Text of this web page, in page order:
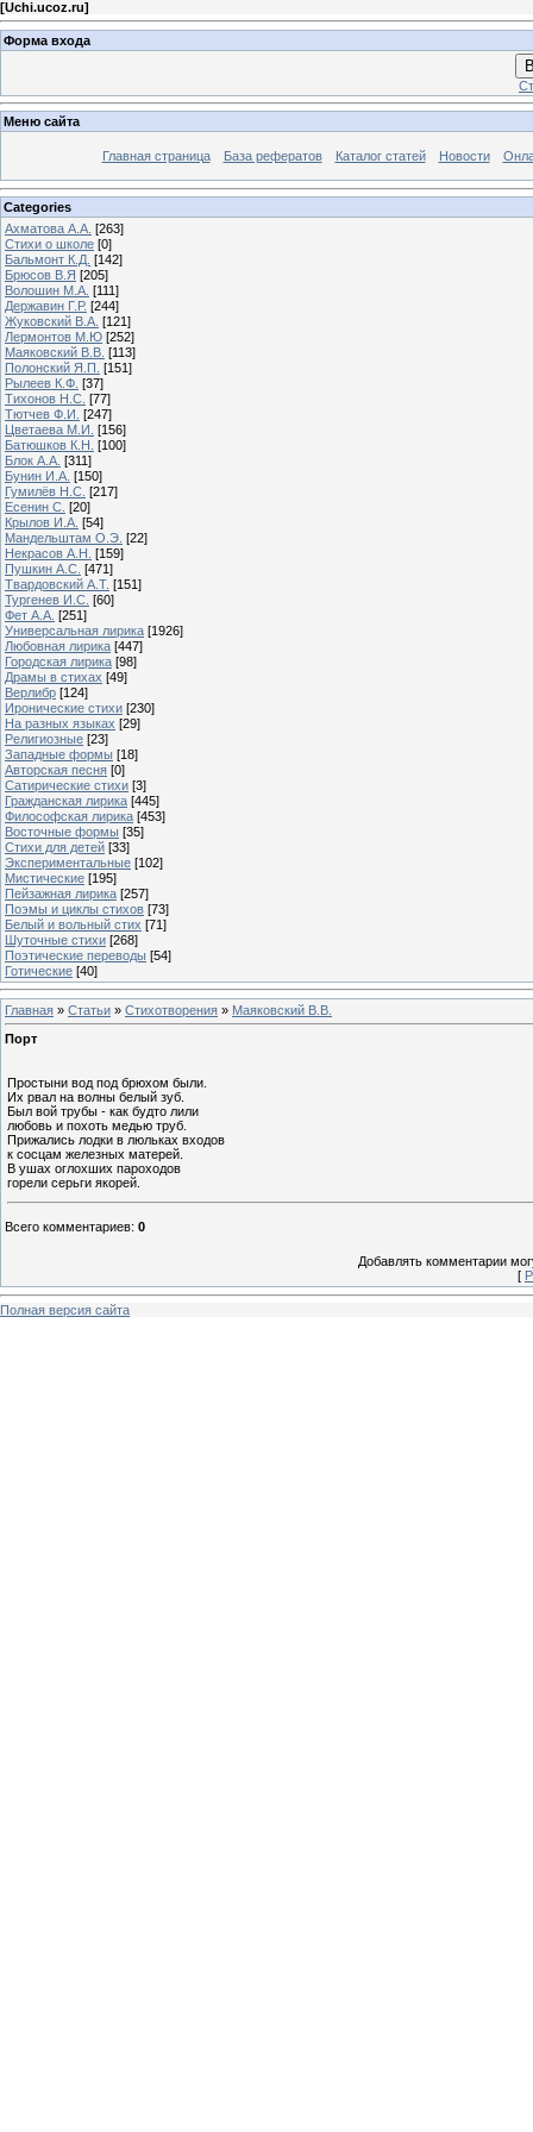
[Uchi.ucoz.ru]
Форма входа
Меню сайта
Главная страница База рефератов Каталог статей Новости
Categories
Ахматова А.А. [263]
Стихи о школе [0]
Бальмонт К.Д. [142]
Брюсов В.Я [205]
Волошин М.А. [111]
Державин Г.Р. [244]
Жуковский В.А. [121]
Лермонтов М.Ю [252]
Маяковский В.В. [113]
Полонский Я.П. [151]
Рылеев К.Ф. [37]
Тихонов Н.С. [77]
Тютчев Ф.И. [247]
Цветаева М.И. [156]
Батюшков К.Н. [100]
Блок А.А. [311]
Бунин И.А. [150]
Гумилёв Н.С. [217]
Есенин С. [20]
Крылов И.А. [54]
Мандельштам О.Э. [22]
Некрасов А.Н. [159]
Пушкин А.С. [471]
Твардовский А.Т. [151]
Тургенев И.С. [60]
Фет А.А. [251]
Универсальная лирика [1926]
Любовная лирика [447]
Городская лирика [98]
Драмы в стихах [49]
Верлибр [124]
Иронические стихи [230]
На разных языках [29]
Религиозные [23]
Западные формы [18]
Авторская песня [0]
Сатирические стихи [3]
Гражданская лирика [445]
Философская лирика [453]
Восточные формы [35]
Стихи для детей [33]
Экспериментальные [102]
Мистические [195]
Пейзажная лирика [257]
Поэмы и циклы стихов [73]
Белый и вольный стих [71]
Шуточные стихи [268]
Поэтические переводы [54]
Готические [40]
Главная » Статьи » Стихотворения » Маяковский В.В.
Порт
Простыни вод под брюхом были.
Их рвал на волны белый зуб.
Был вой трубы - как будто лили
любовь и похоть медью труб.
Прижались лодки в люльках входов
к сосцам железных матерей.
В ушах оглохших пароходов
горели серьги якорей.
Всего комментариев: 0
Добавлять комментарии
[
Полная версия сайта